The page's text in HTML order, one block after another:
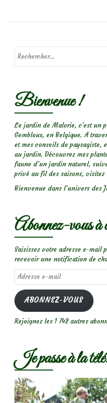
Bienvenue !
Le jardin de Malorie, c'est un
Gembloux, en Belgique. A
et mes conseils de paysagiste,
au jardin. Découvrez mes
faune d’un jardin naturel,
privé au fil des saisons, visitez
Bienvenue dans l’univers des
Abonnez-vous à
Saisissez votre adresse e-mail
recevoir une notification de
Adresse
e-
mail
ABONNEZ-VOUS
Rejoignez les 1 742 autres
Je passe à la